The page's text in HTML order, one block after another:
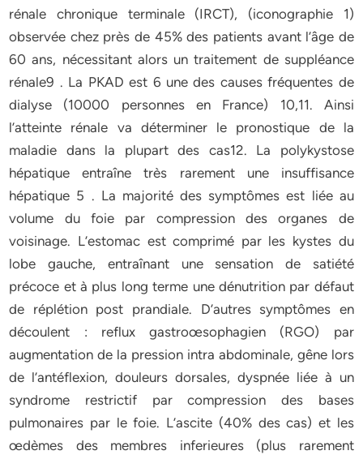
rénale chronique terminale (IRCT), (iconographie 1)
observée chez près de 45% des patients avant l’âge de
60 ans, nécessitant alors un traitement de suppléance
rénale9 . La PKAD est 6 une des causes fréquentes de
dialyse (10000 personnes en France) 10,11. Ainsi
l’atteinte rénale va déterminer le pronostique de la
maladie dans la plupart des cas12. La polykystose
hépatique entraîne très rarement une insuffisance
hépatique 5 . La majorité des symptômes est liée au
volume du foie par compression des organes de
voisinage. L’estomac est comprimé par les kystes du
lobe gauche, entraînant une sensation de satiété
précoce et à plus long terme une dénutrition par défaut
de réplétion post prandiale. D’autres symptômes en
découlent : reflux gastroœsophagien (RGO) par
augmentation de la pression intra abdominale, gêne lors
de l’antéflexion, douleurs dorsales, dyspnée liée à un
syndrome restrictif par compression des bases
pulmonaires par le foie. L’ascite (40% des cas) et les
œdèmes des membres inferieures (plus rarement